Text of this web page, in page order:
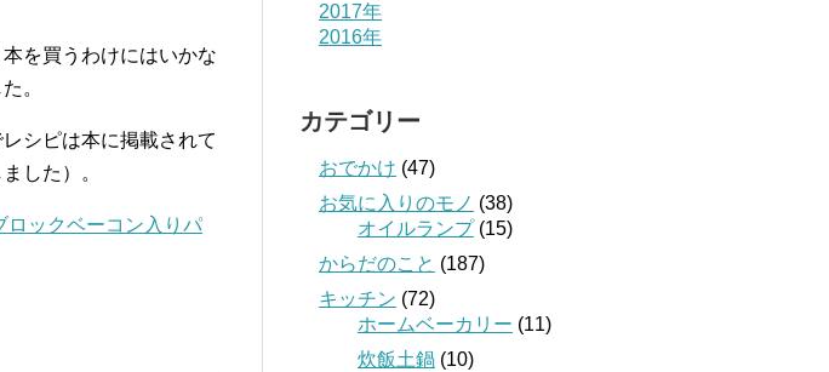
を買うわけにはいかな
。
シピは本に掲載されて
した）。
ロックベーコン入りパ
2017年
2016年
カテゴリー
おでかけ (47)
お気に入りのモノ (38)
オイルランプ(15)
からだのこと (187)
キッチン (72)
ホームベーカリー (11)
炊飯土鍋 (10)